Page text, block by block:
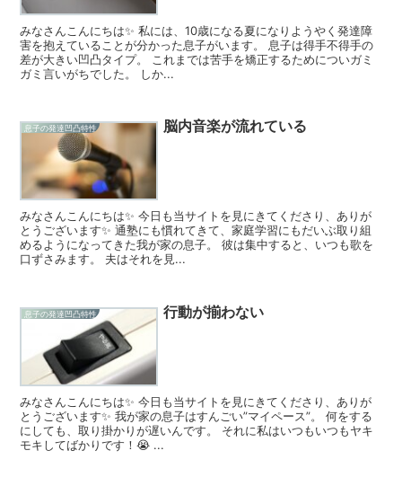
みなさんこんにちは✨ 私には、10歳になる夏になりようやく発達障
害を抱えていることが分かった息子がいます。 息子は得手不得手の
差が大きい凹凸タイプ。 これまでは苦手を矯正するためについガミ
ガミ言いがちでした。 しか...
息子の発達凹凸特性 脳内音楽が流れている
みなさんこんにちは✨ 今日も当サイトを見にきてくださり、ありが
とうございます✨ 通塾にも慣れてきて、家庭学習にもだいぶ取り組
めるようになってきた我が家の息子。 彼は集中すると、いつも歌を
口ずさみます。 夫はそれを見...
息子の発達凹凸特性 行動が揃わない
みなさんこんにちは✨ 今日も当サイトを見にきてくださり、ありが
とうございます✨ 我が家の息子はすんごい”マイペース”。 何をする
にしても、取り掛かりが遅いんです。 それに私はいつもいつもヤキ
モキしてばかりです！😭 ...